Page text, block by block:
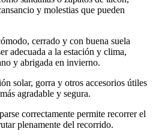
y molestias que pueden
cerrado y con buena suela
adecuada a la estación y clima,
y abrigada en invierno.
solar, gorra y otros accesorios útiles
agradable y segura.
correctamente permite recorrer el
plenamente del recorrido.